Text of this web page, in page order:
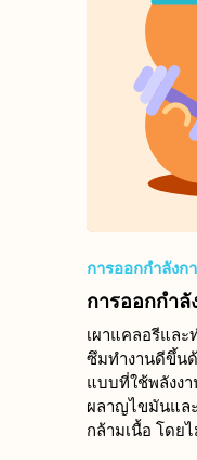
การออกกำลังก
การออกกำลั
เผาแคลอรีและ
ซึมทำงานดีขึ้นด้
แบบที่ใช้พลังงา
ผลาญไขมันแล
กล้ามเนื้อ โดย